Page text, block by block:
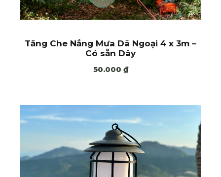
Tăng Che Nắng Mưa Dã Ngoại 4 x 3m –
Có sẵn Dây
50.000 ₫